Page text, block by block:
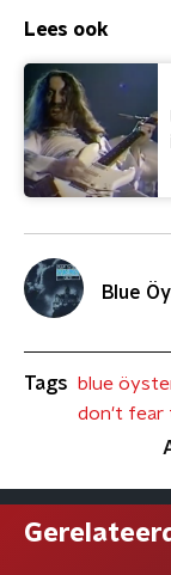
Lees ook
Blue
Tags
blue
don't fear